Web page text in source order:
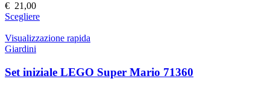
scelte
nella
pagina
prodotto
€ 21,00
ScegliereQuesto
ha
Le
opzioni
Visualizzazione rapida
Giardini
Set iniziale LEGO Super Mario 71360